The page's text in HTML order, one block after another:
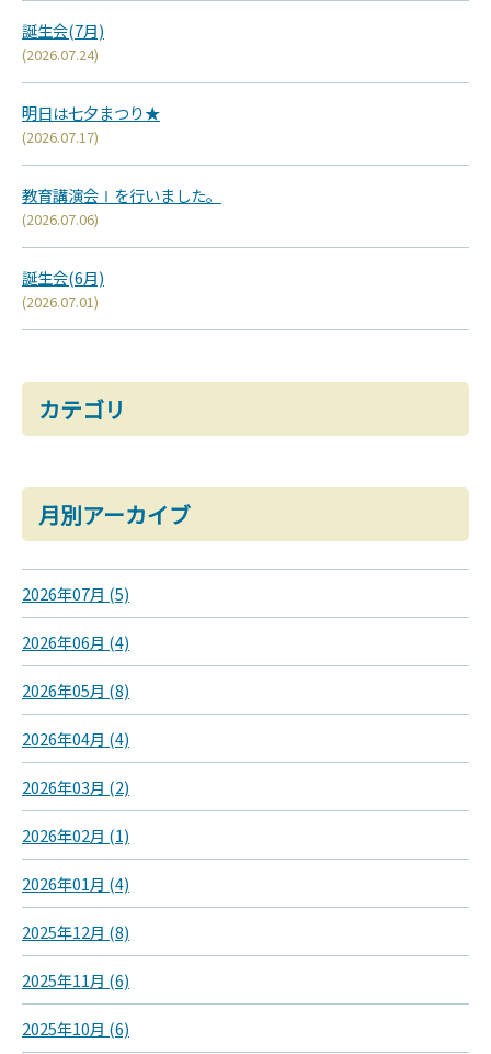
誕生会(7月)
(2026.07.24)
明日は七夕まつり★
(2026.07.17)
教育講演会Ⅰを行いました。
(2026.07.06)
誕生会(6月)
(2026.07.01)
カテゴリ
月別アーカイブ
2026年07月 (5)
2026年06月 (4)
2026年05月 (8)
2026年04月 (4)
2026年03月 (2)
2026年02月 (1)
2026年01月 (4)
2025年12月 (8)
2025年11月 (6)
2025年10月 (6)